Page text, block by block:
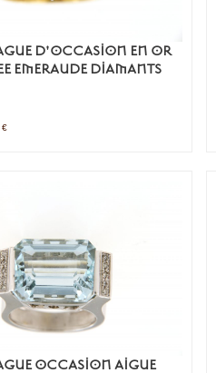
D'OCCASION EN OR
EMERAUDE DIAMANTS
€
OCCASION AIGUE